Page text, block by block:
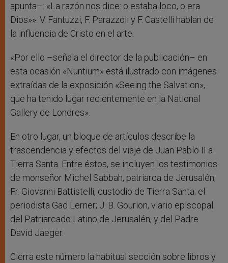
apunta–: «La razón nos dice: o estaba loco, o era
Dios»». V. Fantuzzi, F. Parazzoli y F. Castelli hablan de
la influencia de Cristo en el arte.
«Por ello –señala el director de la publicación– en
esta ocasión «Nuntium» está ilustrado con imágenes
extraídas de la exposición «Seeing the Salvation»,
que ha tenido lugar recientemente en la National
Gallery de Londres».
En otro lugar, un bloque de artículos describe la
trascendencia y efectos del viaje de Juan Pablo II a
Tierra Santa. Entre éstos, se incluyen los testimonios
de monseñor Michel Sabbah, patriarca de Jerusalén;
Fr. Giovanni Battistelli, custodio de Tierra Santa; el
periodista Gad Lerner; J. B. Gourion, viario episcopal
del Patriarcado Latino de Jerusalén, y del Padre
David Jaeger.
Cierra este número la habitual sección sobre libros y